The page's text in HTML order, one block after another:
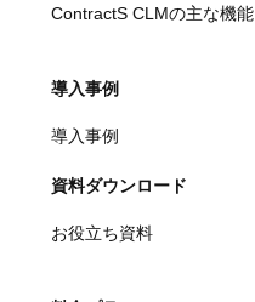
ContractS CLMの主な機能
導入事例
導入事例
資料ダウンロード
お役立ち資料